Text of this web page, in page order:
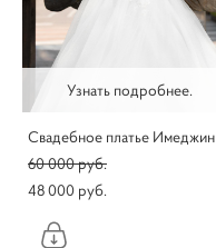
Узнать подробнее.
Свадебное платье Имеджин
60 000 pуб.
48 000 pуб.